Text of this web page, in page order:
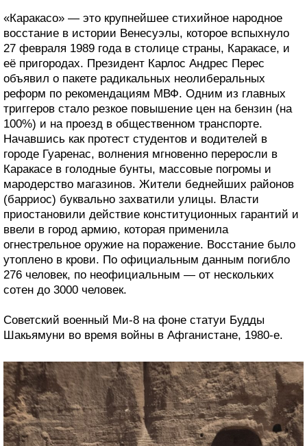
«Каракасо» — это крупнейшее стихийное народное
восстание в истории Венесуэлы, которое вспыхнуло
27 февраля 1989 года в столице страны, Каракасе, и
её пригородах. Президент Карлос Андрес Перес
объявил о пакете радикальных неолиберальных
реформ по рекомендациям МВФ. Одним из главных
триггеров стало резкое повышение цен на бензин (на
100%) и на проезд в общественном транспорте.
Начавшись как протест студентов и водителей в
городе Гуаренас, волнения мгновенно переросли в
Каракасе в голодные бунты, массовые погромы и
мародерство магазинов. Жители беднейших районов
(барриос) буквально захватили улицы. Власти
приостановили действие конституционных гарантий и
ввели в город армию, которая применила
огнестрельное оружие на поражение. Восстание было
утоплено в крови. По официальным данным погибло
276 человек, по неофициальным — от нескольких
сотен до 3000 человек.
Советский военный Ми-8 на фоне статуи Будды
Шакьямуни во время войны в Афганистане, 1980-е.